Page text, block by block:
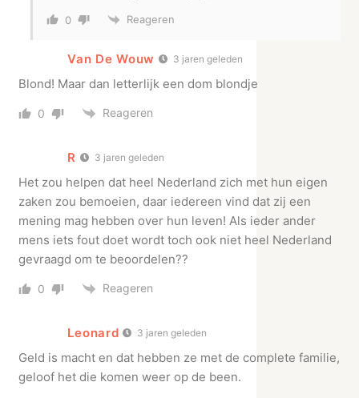
0 Reageren
Van De Wouw 3 jaren geleden
Blond! Maar dan letterlijk een dom blondje
0 Reageren
R 3 jaren geleden
Het zou helpen dat heel Nederland zich met hun eigen
zaken zou bemoeien, daar iedereen vind dat zij een
mening mag hebben over hun leven! Als ieder ander
mens iets fout doet wordt toch ook niet heel Nederland
gevraagd om te beoordelen??
0 Reageren
Leonard 3 jaren geleden
Geld is macht en dat hebben ze met de complete familie,
geloof het die komen weer op de been.